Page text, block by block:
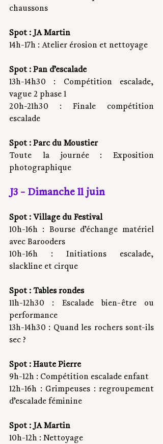
chaussons
Spot : JA Martin
14h-17h : Atelier érosion et nettoyage
Spot : Pan d’escalade
13h-14h30 : Compétition escalade,
vague 2 phase 1
20h-21h30 : Finale compétition
escalade
Spot : Parc du Moustier
Toute la journée : Exposition
photographique
J3 - Dimanche 11 juin
Spot : Village du Festival
10h-16h : Bourse d’échange matériel
avec Barooders
10h-16h : Initiations escalade,
slackline et cirque
Spot : Tables rondes
11h-12h30 : Escalade bien-être ou
performance
13h-14h30 : Quand les rochers sont-ils
sec ?
Spot : Haute Pierre
9h-12h : Compétition escalade enfant
12h-16h : Grimpeuses : regroupement
d’escalade féminine
Spot : JA Martin
10h-12h : Nettoyage